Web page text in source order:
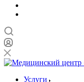
Услуги